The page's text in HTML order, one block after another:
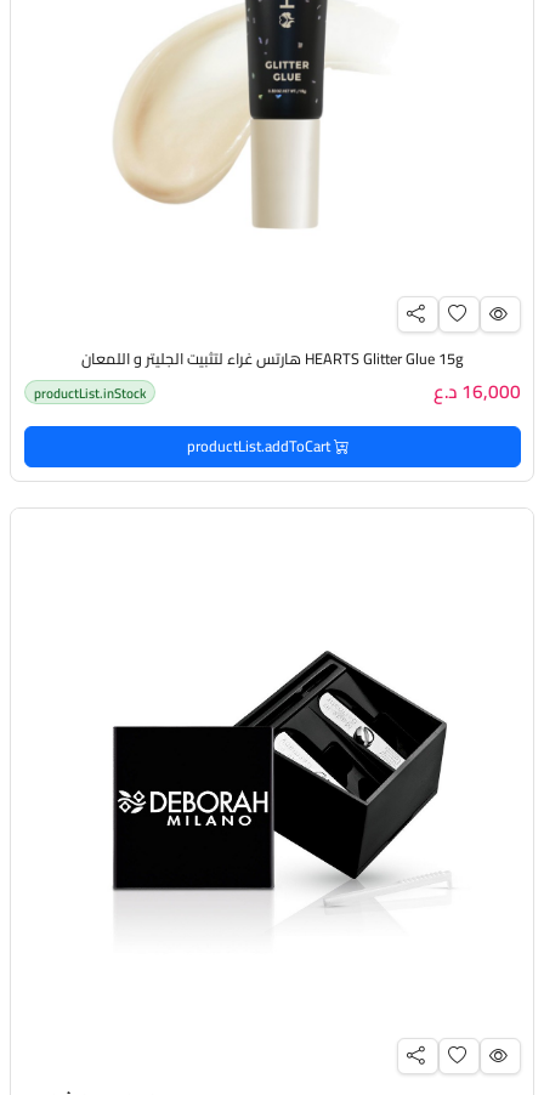
HEARTS Glitter Glue 15g هارتس غراء لتثبيت الجليتر و اللمعان
16,000 د.ع productList.inStock
productList.addToCart